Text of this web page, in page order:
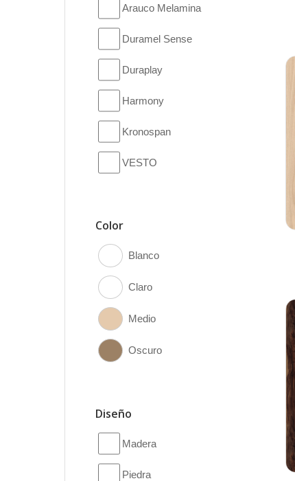
Arauco Melamina
Duramel Sense
Duraplay
Harmony
Kronospan
VESTO
Color
Blanco
Claro
Medio
Oscuro
Diseño
Madera
Piedra